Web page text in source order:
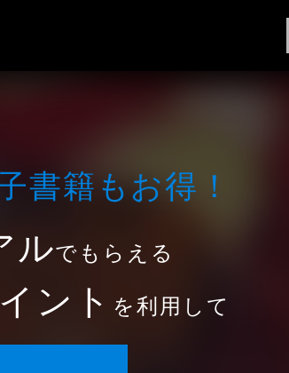
書籍もお得！
ルでもらえる
ント を利用して